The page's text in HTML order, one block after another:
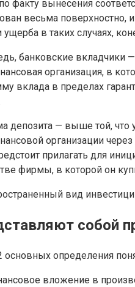
факту вынесения
весьма поверхностно,
в таких случаях,
банковские вкладчики
организация, в
вклада в пределах
депозита — выше той, что
организации
прилагать для
фирмы, в которой он
вид
собой
основных определения
вложение в